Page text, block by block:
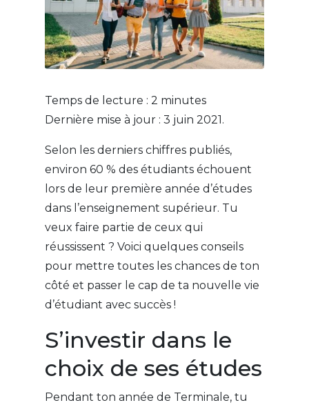
Temps de lecture : 2 minutes
Dernière mise à jour : 3 juin 2021.
Selon les derniers chiffres publiés,
environ 60 % des étudiants échouent
lors de leur première année d’études
dans l’enseignement supérieur. Tu
veux faire partie de ceux qui
réussissent ? Voici quelques conseils
pour mettre toutes les chances de ton
côté et passer le cap de ta nouvelle vie
d’étudiant avec succès !
S’investir dans le
choix de ses études
Pendant ton année de Terminale, tu